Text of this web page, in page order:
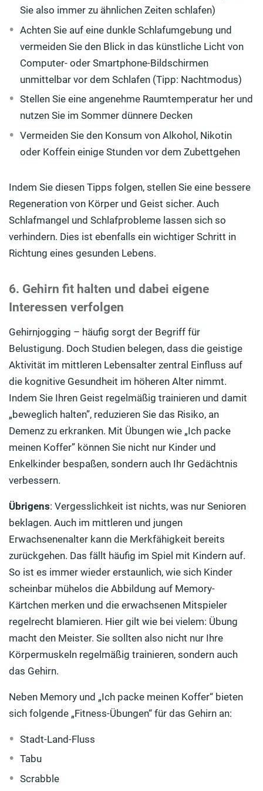
Sie also immer zu ähnlichen Zeiten schlafen)
Achten Sie auf eine dunkle Schlafumgebung und
vermeiden Sie den Blick in das künstliche Licht von
Computer- oder Smartphone-Bildschirmen
unmittelbar vor dem Schlafen (Tipp: Nachtmodus)
Stellen Sie eine angenehme Raumtemperatur her und
nutzen Sie im Sommer dünnere Decken
Vermeiden Sie den Konsum von Alkohol, Nikotin
oder Koffein einige Stunden vor dem Zubettgehen
Indem Sie diesen Tipps folgen, stellen Sie eine bessere
Regeneration von Körper und Geist sicher. Auch
Schlafmangel und Schlafprobleme lassen sich so
verhindern. Dies ist ebenfalls ein wichtiger Schritt in
Richtung eines gesunden Lebens.
6. Gehirn fit halten und dabei eigene
Interessen verfolgen
Gehirnjogging – häufig sorgt der Begriff für
Belustigung. Doch Studien belegen, dass die geistige
Aktivität im mittleren Lebensalter zentral Einfluss auf
die kognitive Gesundheit im höheren Alter nimmt.
Indem Sie Ihren Geist regelmäßig trainieren und damit
„beweglich halten”, reduzieren Sie das Risiko, an
Demenz zu erkranken. Mit Übungen wie „Ich packe
meinen Koffer” können Sie nicht nur Kinder und
Enkelkinder bespaßen, sondern auch Ihr Gedächtnis
verbessern.
Übrigens: Vergesslichkeit ist nichts, was nur Senioren
beklagen. Auch im mittleren und jungen
Erwachsenenalter kann die Merkfähigkeit bereits
zurückgehen. Das fällt häufig im Spiel mit Kindern auf.
So ist es immer wieder erstaunlich, wie sich Kinder
scheinbar mühelos die Abbildung auf Memory-
Kärtchen merken und die erwachsenen Mitspieler
regelrecht blamieren. Hier gilt wie bei vielem: Übung
macht den Meister. Sie sollten also nicht nur Ihre
Körpermuskeln regelmäßig trainieren, sondern auch
das Gehirn.
Neben Memory und „Ich packe meinen Koffer“ bieten
sich folgende „Fitness-Übungen“ für das Gehirn an:
Stadt-Land-Fluss
Tabu
Scrabble